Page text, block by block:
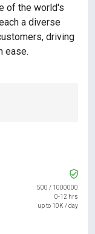
of the world's
a diverse
driving
ease.
500 / 1000000
0-12 hrs
up to 10K / day